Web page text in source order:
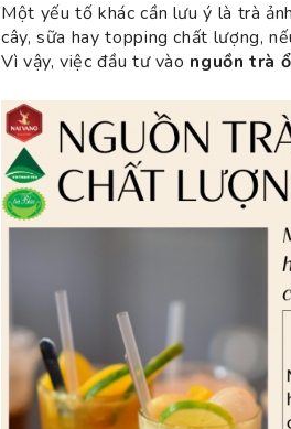
Một yếu tố khác cần lưu ý là trà
cây, sữa hay topping chất lượng,
Vì vậy, việc đầu tư vào nguồn trà